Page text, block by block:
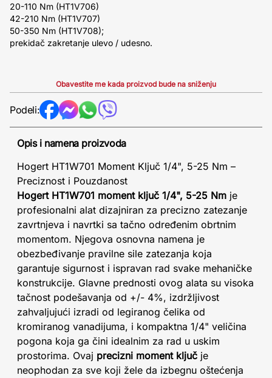
20-110 Nm (HT1V706)
42-210 Nm (HT1V707)
50-350 Nm (HT1V708);
prekidač zakretanje ulevo / udesno.
Obavestite me kada proizvod bude na sniženju
Podeli:
Opis i namena proizvoda
Hogert HT1W701 Moment Ključ 1/4", 5-25 Nm –
Preciznost i Pouzdanost
Hogert HT1W701 moment ključ 1/4", 5-25 Nm je
profesionalni alat dizajniran za precizno zatezanje
zavrtnjeva i navrtki sa tačno određenim obrtnim
momentom. Njegova osnovna namena je
obezbeđivanje pravilne sile zatezanja koja
garantuje sigurnost i ispravan rad svake mehaničke
konstrukcije. Glavne prednosti ovog alata su visoka
tačnost podešavanja od +/- 4%, izdržljivost
zahvaljujući izradi od legiranog čelika od
kromiranog vanadijuma, i kompaktna 1/4" veličina
pogona koja ga čini idealnim za rad u uskim
prostorima. Ovaj precizni moment ključ je
neophodan za sve koji žele da izbegnu oštećenja